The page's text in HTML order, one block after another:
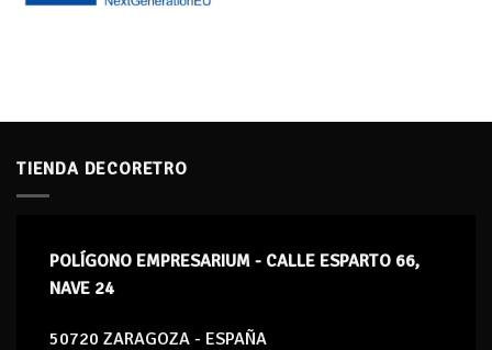
TIENDA DECORETRO
POLÍGONO EMPRESARIUM - CALLE ESPARTO 66,
NAVE 24
50720 ZARAGOZA - ESPAÑA